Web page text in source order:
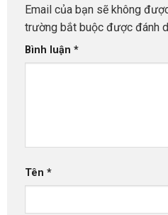
Email của bạn sẽ không
trường bắt buộc được đánh
Bình luận *
Tên *